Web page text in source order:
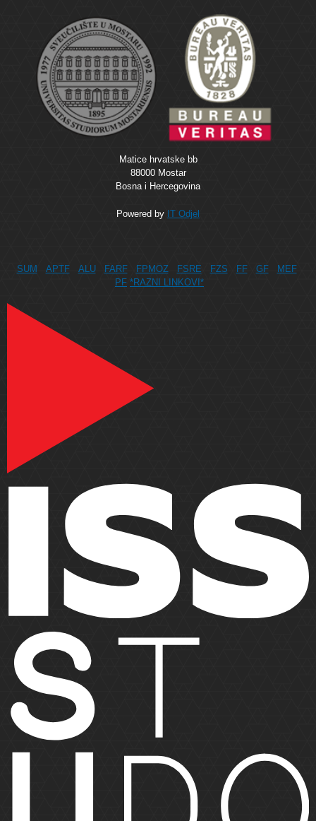
Matice hrvatske bb
88000 Mostar
Bosna i Hercegovina
Powered by IT Odjel
SUM APTF ALU FARF FPMOZ FSRE FZS FF GF
MEF
PF *RAZNI LINKOVI*